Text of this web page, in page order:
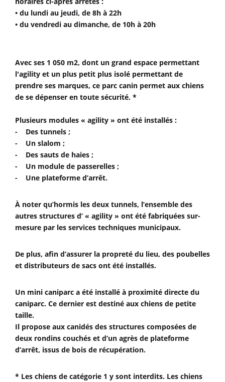
• du lundi au jeudi, de 8h à 22h
• du vendredi au dimanche, de 10h à 20h
Avec ses 1 050 m2, dont un grand espace permettant
l'agility et un plus petit plus isolé permettant de
prendre ses marques, ce parc canin permet aux chiens
de se dépenser en toute sécurité. *
Plusieurs modules « agility » ont été installés :
- Des tunnels ;
- Un slalom ;
- Des sauts de haies ;
- Un module de passerelles ;
- Une plateforme d’arrêt.
À noter qu’hormis les deux tunnels, l’ensemble des
autres structures d’ « agility » ont été fabriquées sur-
mesure par les services techniques municipaux.
De plus, afin d’assurer la propreté du lieu, des poubelles
et distributeurs de sacs ont été installés.
Un mini caniparc a été installé à proximité directe du
caniparc. Ce dernier est destiné aux chiens de petite
taille.
Il propose aux canidés des structures composées de
deux rondins couchés et d’un agrès de plateforme
d’arrêt, issus de bois de récupération.
* Les chiens de catégorie 1 y sont interdits. Les chiens